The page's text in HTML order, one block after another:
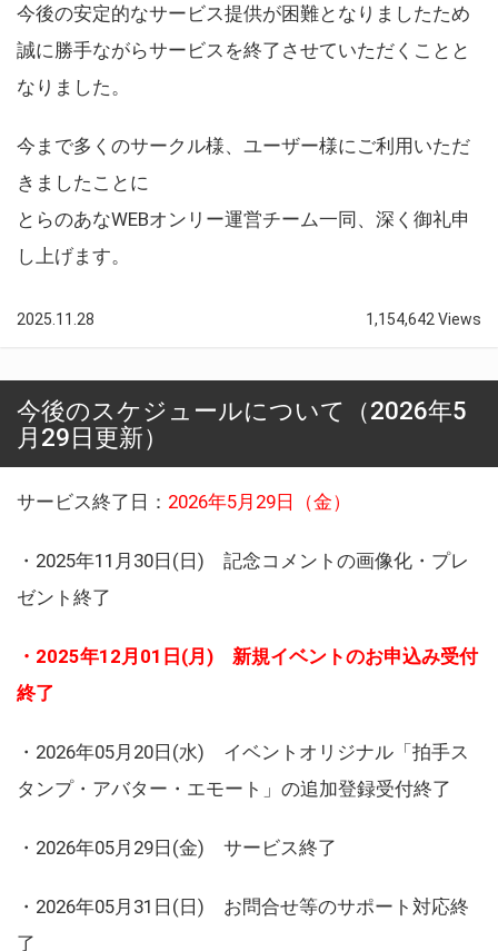
今後の安定的なサービス提供が困難となりましたため
誠に勝手ながらサービスを終了させていただくことと
なりました。
今まで多くのサークル様、ユーザー様にご利用いただ
きましたことに
とらのあなWEBオンリー運営チーム一同、深く御礼申
し上げます。
2025.11.28 1,154,642 Views
今後のスケジュールについて（2026年5
月29日更新）
サービス終了日： 2026年5月29日（金）
・2025年11月30日(日) 記念コメントの画像化・プレ
ゼント終了
・2025年12月01日(月) 新規イベントのお申込み受付
終了
・2026年05月20日(水) イベントオリジナル「拍手ス
タンプ・アバター・エモート」の追加登録受付終了
・2026年05月29日(金) サービス終了
・2026年05月31日(日) お問合せ等のサポート対応終
了